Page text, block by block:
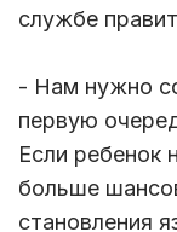
службе
- Нам нужно
первую
Если ребенок
больше
становления